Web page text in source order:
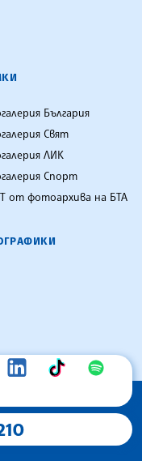
България
Свят
ЛИК
Спорт
от фотоархива на БТА